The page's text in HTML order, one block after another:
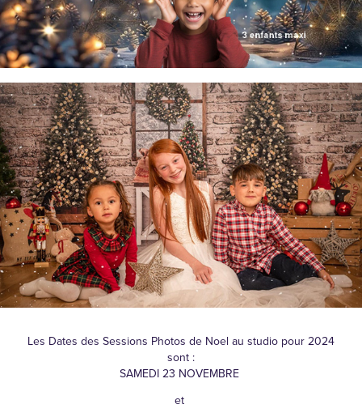
Les Dates des Sessions Photos de Noel au studio pour 2024
sont :
SAMEDI 23 NOVEMBRE
et